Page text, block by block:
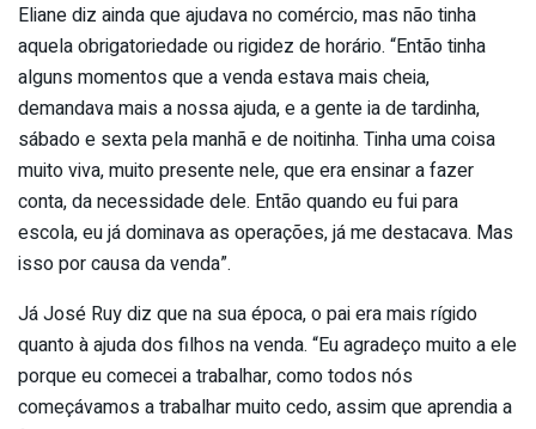
Eliane diz ainda que ajudava no comércio, mas não tinha
aquela obrigatoriedade ou rigidez de horário. “Então tinha
alguns momentos que a venda estava mais cheia,
demandava mais a nossa ajuda, e a gente ia de tardinha,
sábado e sexta pela manhã e de noitinha. Tinha uma coisa
muito viva, muito presente nele, que era ensinar a fazer
conta, da necessidade dele. Então quando eu fui para
escola, eu já dominava as operações, já me destacava. Mas
isso por causa da venda”.
Já José Ruy diz que na sua época, o pai era mais rígido
quanto à ajuda dos filhos na venda. “Eu agradeço muito a ele
porque eu comecei a trabalhar, como todos nós
começávamos a trabalhar muito cedo, assim que aprendia a